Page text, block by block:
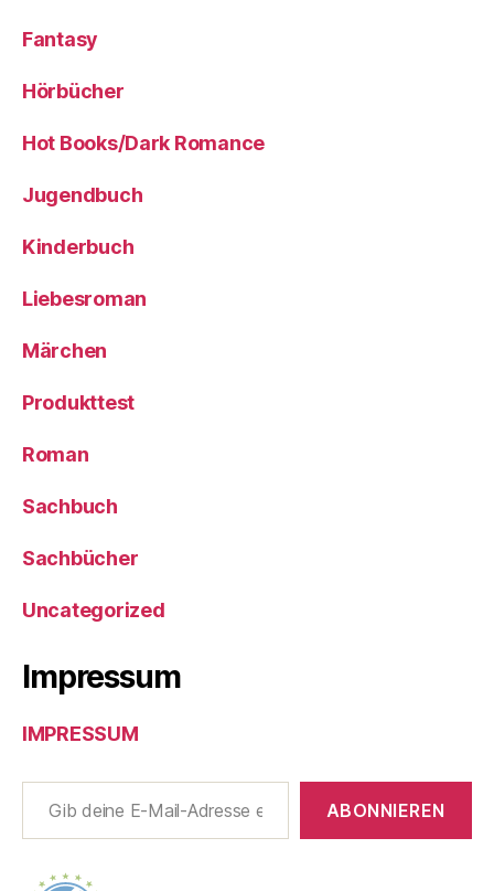
Fantasy
Hörbücher
Hot Books/Dark Romance
Jugendbuch
Kinderbuch
Liebesroman
Märchen
Produkttest
Roman
Sachbuch
Sachbücher
Uncategorized
Impressum
IMPRESSUM
Gib deine E-Mail-Adresse ein ...
ABONNIEREN